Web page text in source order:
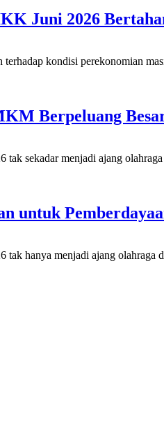
Juni 2026
kondisi perekonomian
Berpeluang
menjadi ajang olahraga
untuk
menjadi ajang olahraga